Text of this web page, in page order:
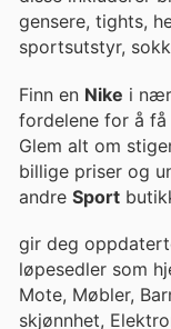
gensere, tights,
sportsutstyr,
Finn en Nike i
fordelene for å
Glem alt om
billige priser og
andre Sport
gir deg
løpesedler som
Mote, Møbler,
skjønnhet,